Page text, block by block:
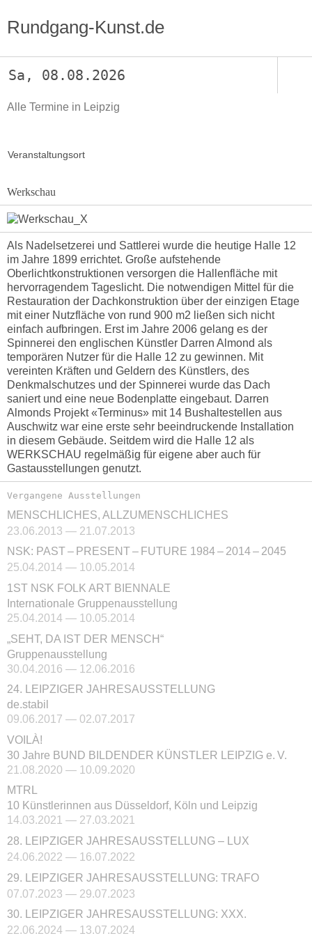
Rundgang-Kunst.de
Sa, 08.08.2026
Alle Termine in Leipzig
Veranstaltungsort
Werkschau
Als Nadelsetzerei und Sattlerei wurde die heutige Halle 12
im Jahre 1899 errichtet. Große aufstehende
Oberlichtkonstruktionen versorgen die Hallenfläche mit
hervorragendem Tageslicht. Die notwendigen Mittel für die
Restauration der Dachkonstruktion über der einzigen Etage
mit einer Nutzfläche von rund 900 m2 ließen sich nicht
einfach aufbringen. Erst im Jahre 2006 gelang es der
Spinnerei den englischen Künstler Darren Almond als
temporären Nutzer für die Halle 12 zu gewinnen. Mit
vereinten Kräften und Geldern des Künstlers, des
Denkmalschutzes und der Spinnerei wurde das Dach
saniert und eine neue Bodenplatte eingebaut. Darren
Almonds Projekt «Terminus» mit 14 Bushaltestellen aus
Auschwitz war eine erste sehr beeindruckende Installation
in diesem Gebäude. Seitdem wird die Halle 12 als
WERKSCHAU regelmäßig für eigene aber auch für
Gastausstellungen genutzt.
Vergangene Ausstellungen
MENSCHLICHES, ALLZUMENSCHLICHES
23.06.2013 — 21.07.2013
NSK: PAST – PRESENT – FUTURE 1984 – 2014 – 2045
25.04.2014 — 10.05.2014
1ST NSK FOLK ART BIENNALE
Internationale Gruppenausstellung
25.04.2014 — 10.05.2014
„SEHT, DA IST DER MENSCH“
Gruppenausstellung
30.04.2016 — 12.06.2016
24. LEIPZIGER JAHRESAUSSTELLUNG
de.stabil
09.06.2017 — 02.07.2017
VOILÀ!
30 Jahre BUND BILDENDER KÜNSTLER LEIPZIG e. V.
21.08.2020 — 10.09.2020
MTRL
10 Künstlerinnen aus Düsseldorf, Köln und Leipzig
14.03.2021 — 27.03.2021
28. LEIPZIGER JAHRESAUSSTELLUNG – LUX
24.06.2022 — 16.07.2022
29. LEIPZIGER JAHRESAUSSTELLUNG: TRAFO
07.07.2023 — 29.07.2023
30. LEIPZIGER JAHRESAUSSTELLUNG: XXX.
22.06.2024 — 13.07.2024